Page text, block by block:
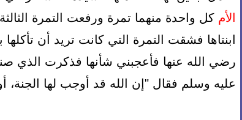
الأم كل واحدة منهما تمرة ورفعت التمرة
ابنتاها فشقت التمرة التي كانت تريد أن
رضي الله عنها فأعجبني شأنها فذكرت الذي
عليه وسلم فقال "إن الله قد أوجب لها الجنة،